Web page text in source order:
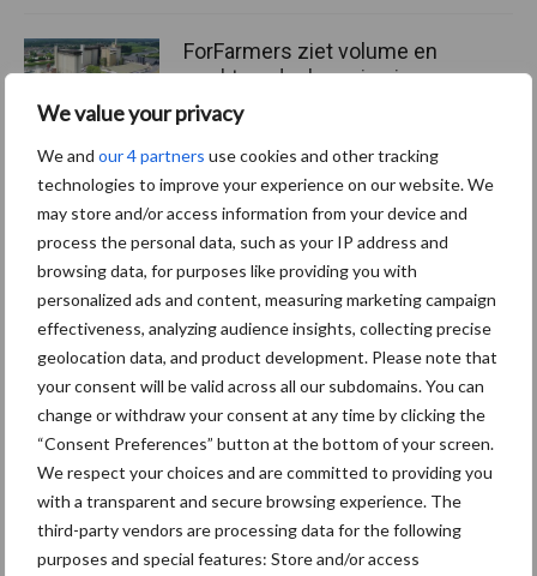
We value your privacy
We and our 4 partners use cookies and other tracking
technologies to improve your experience on our website. We
may store and/or access information from your device and
process the personal data, such as your IP address and
browsing data, for purposes like providing you with
personalized ads and content, measuring marketing campaign
effectiveness, analyzing audience insights, collecting precise
geolocation data, and product development. Please note that
your consent will be valid across all our subdomains. You can
change or withdraw your consent at any time by clicking the
“Consent Preferences” button at the bottom of your screen.
We respect your choices and are committed to providing you
with a transparent and secure browsing experience. The
third-party vendors are processing data for the following
purposes and special features: Store and/or access
ForFarmers ziet volume en
marktaandeel groeien in
krimpende Nederlandse
markt
Themapagina's
Diergezondheid Bemesting Fokkerij
Beregening Bijproducten